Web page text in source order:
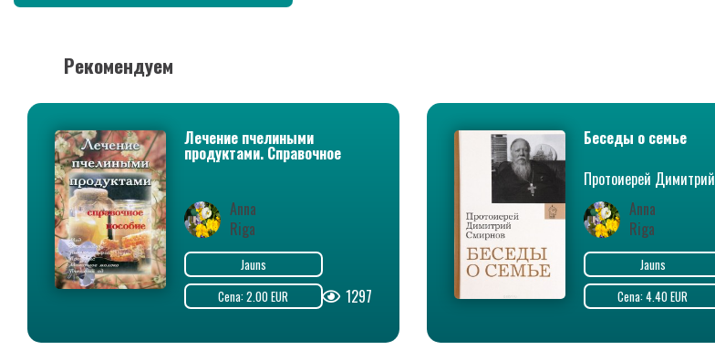
Рекомендуем
Лечение пчелиными
продуктами. Справочное
пособие
Anna
Riga
Jauns
Cena: 2.00 EUR
1297
Беседы о семье
Протоиерей Димитрий
Смирнов
Anna
Riga
Jauns
Cena: 4.40 EUR